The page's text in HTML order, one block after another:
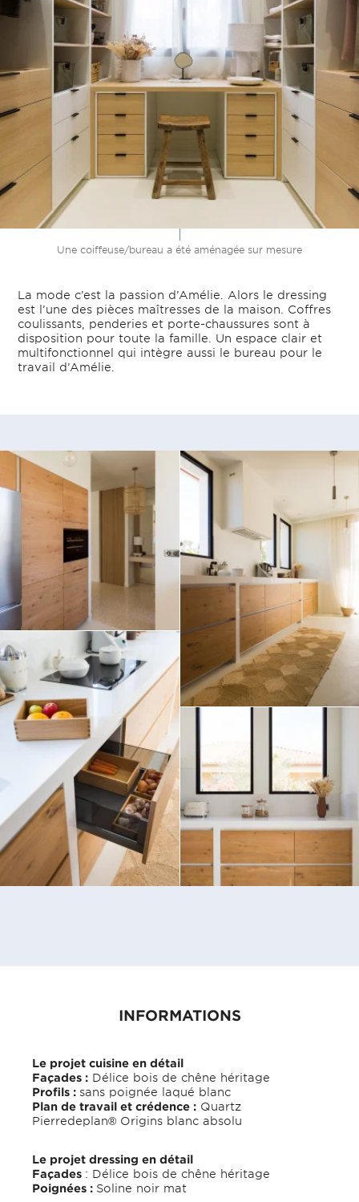
Une coiffeuse/bureau a été aménagée sur mesure
La mode c’est la passion d’Amélie. Alors le dressing
est l’une des pièces maîtresses de la maison. Coffres
coulissants, penderies et porte-chaussures sont à
disposition pour toute la famille. Un espace clair et
multifonctionnel qui intègre aussi le bureau pour le
travail d’Amélie.
INFORMATIONS
Le projet cuisine en détail
Façades : Délice bois de chêne héritage
Profils : sans poignée laqué blanc
Plan de travail et crédence : Quartz
Pierredeplan® Origins blanc absolu
Le projet dressing en détail
Façades : Délice bois de chêne héritage
Poignées : Soline noir mat